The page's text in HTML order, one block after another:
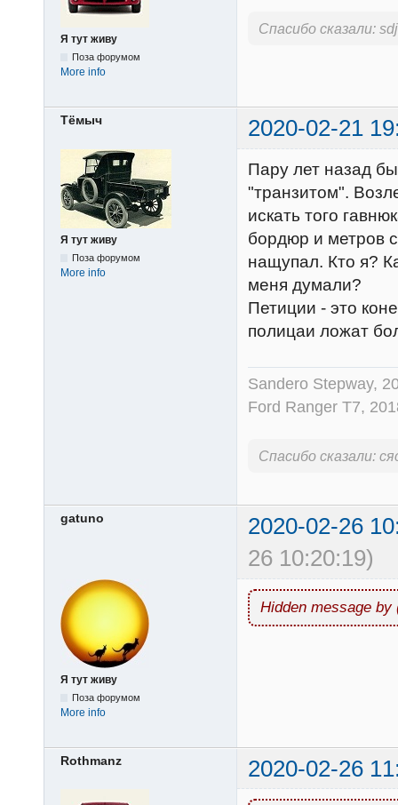
Я тут живу
Поза форумом
More info
Спасибо сказали:
Тёмыч 2020-02-21
Я тут живу
Поза форумом
More info
Пару лет назад
"транзитом".
искать того
бордюр и метров
нащупал. Кто я?
меня думали?
Петиции - это
полицаи ложат
Sandero Stepway,
Ford Ranger Т7,
Спасибо сказали:
gatuno
2020-02-26
26 10:20:19)
Я тут живу
Поза форумом
More info
Hidden message by
Rothmanz 2020-02-26